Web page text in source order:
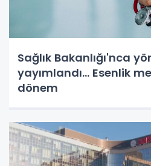
Sağlık Bakanlığı'nca
yayımlandı... Esenlik
dönem